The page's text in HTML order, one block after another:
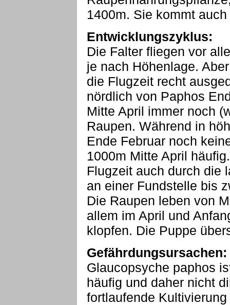
1400m. Sie kommt
Entwicklungszyklus:
Die Falter fliegen vor
je nach Höhenlage.
die Flugzeit recht
nördlich von Paphos
Mitte April immer noch
Raupen. Während in
Ende Februar noch
1000m Mitte April
Flugzeit auch durch die
an einer Fundstelle bis
Die Raupen leben von
allem im April und
klopfen. Die Puppe
Gefährdungsursachen:
Glaucopsyche paphos
häufig und daher nicht
fortlaufende